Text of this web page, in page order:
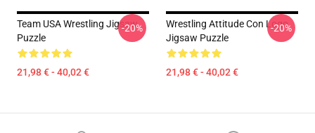
Team USA Wrestling Jigsaw
Puzzle
21,98 € - 40,02 €
-20%
Wrestling Attitude Con Logo
Jigsaw Puzzle
21,98 € - 40,02 €
-20%